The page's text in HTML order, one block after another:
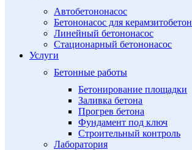
Автобетононасос
Бетононасос для
Линейный бетононасос
Стационарный бетононасос
Услуги
Бетонные работы
Бетонирование площадки
Заливка бетона
Прогрев бетона
Фундамент под ключ
Строительный контроль
Лаборатория